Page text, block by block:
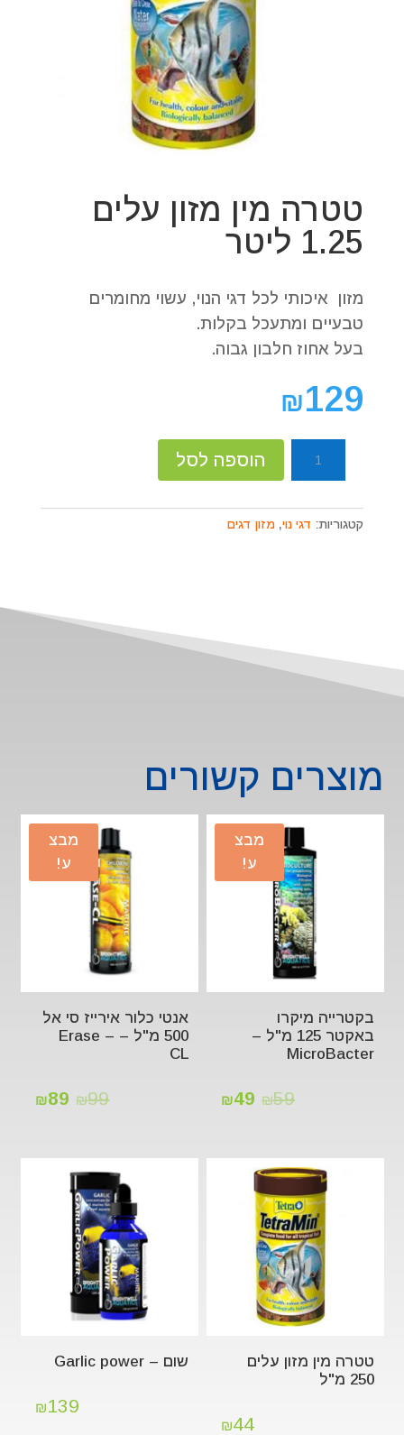
טטרה מין מזון עלים
1.25 ליטר
מזון איכותי לכל דגי הנוי, עשוי מחומרים
טבעיים ומתעכל בקלות.
בעל אחוז חלבון גבוה.
₪129
מין
הוספה לסל
קטגוריות: דגי נוי, מזון דגים
מוצרים קשורים
מבצ
ע!
בקטרייה מיקרו
באקטר 125 מ"ל –
MicroBacter
₪59
₪49
מבצ
ע!
אנטי כלור אירייז סי אל
500 מ"ל – Erase –
CL
₪99
₪89
טטרה מין מזון עלים
250 מ"ל
₪44
שום – Garlic power
₪139